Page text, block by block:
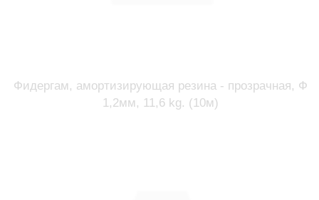
Фидергам, амортизирующая резина - прозрачная, Ф
1,2мм, 11,6 kg. (10м)